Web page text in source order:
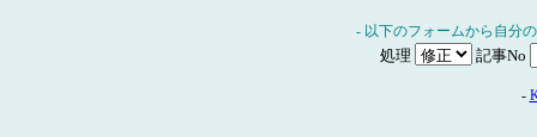
- 以下のフォームから自分
処理 記事No
-